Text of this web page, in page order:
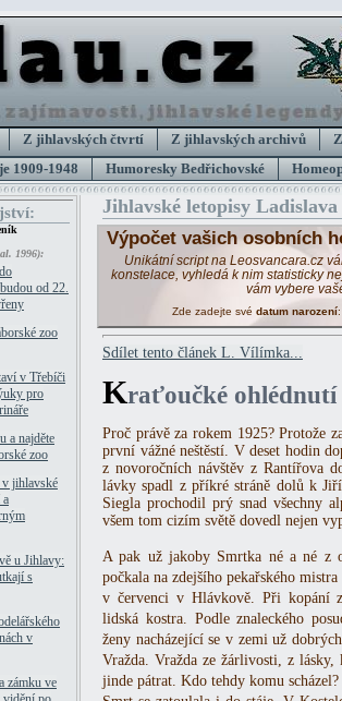
Z jihlavských čtvrtí Z jihlavských archivů
1909-1948
Humoresky Bedřichovské
1996):
od 22.
zoo
v Třebíči
pro
a najděte
zoo
v jihlavské
a
u Jihlavy:
s
v
zámku ve
Jihlavské letopisy
Výpočet vašich osobních
Unikátní script na Leosvancara.cz
konstelace, vyhledá k nim statisticky
vám vybere
Zde zadejte své datum narození
Sdílet tento článek L. Vílímka...
Kraťoučké ohlédnutí
Proč právě za rokem 1925? Protože
první vážné neštěstí. V deset hodin
z novoročních návštěv z Rantířova
lávky spadl z příkré stráně dolů k
Siegla prochodil prý snad všechny
všem tom cizím světě dovedl nejen
A pak už jakoby Smrtka né a né z
počkala na zdejšího pekařského
v červenci v Hlávkově. Při kopání
lidská kostra. Podle znaleckého
ženy nacházející se v zemi už
Vražda. Vražda ze žárlivosti, z
jinde pátrat. Kdo tehdy komu scházel?